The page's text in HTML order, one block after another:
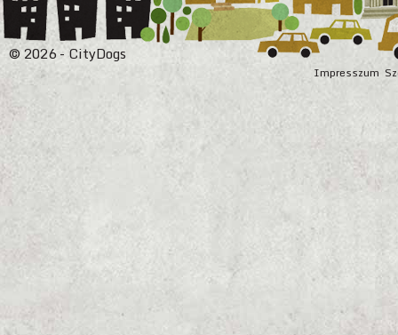
Impresszum
© 2026 - CityDogs